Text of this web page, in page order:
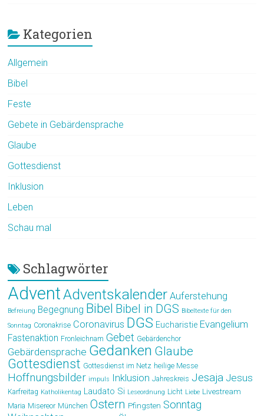
Kategorien
Allgemein
Bibel
Feste
Gebete in Gebärdensprache
Glaube
Gottesdienst
Inklusion
Leben
Schau mal
Schlagwörter
AdventAdventskalender Auferstehung
Befreiung Begegnung Bibel Bibel in DGS Bibeltexte für den
Sonntag Coronakrise Coronavirus DGS Eucharistie Evangelium
Fastenaktion Fronleichnam Gebet Gebärdenchor
Gebärdensprache Gedanken Glaube
Gottesdienst Gottesdienst im Netz heilige Messe
Hoffnungsbilder impuls Inklusion Jahreskreis Jesaja Jesus
Karfreitag Katholikentag Laudato Si Leseordnung Licht Liebe Livestream
Maria Misereor München Ostern Pfingsten Sonntag